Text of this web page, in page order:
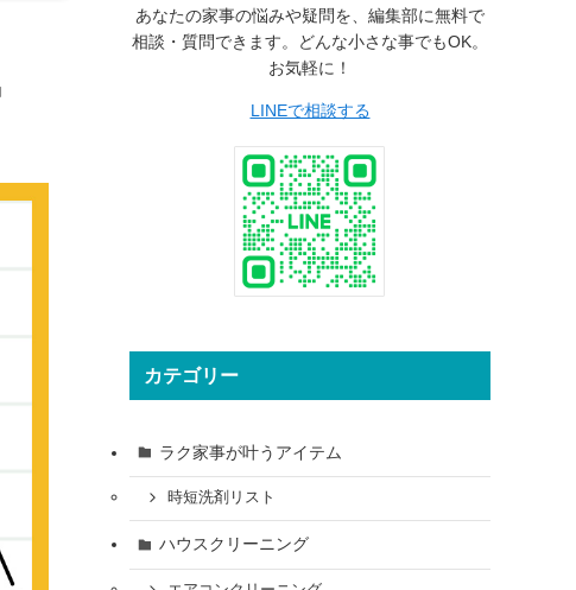
あなたの家事の悩みや疑問を、編集部に無料で
相談・質問できます。どんな小さな事でもOK。
お気軽に！
LINEで相談する
カテゴリー
ラク家事が叶うアイテム
時短洗剤リスト
ハウスクリーニング